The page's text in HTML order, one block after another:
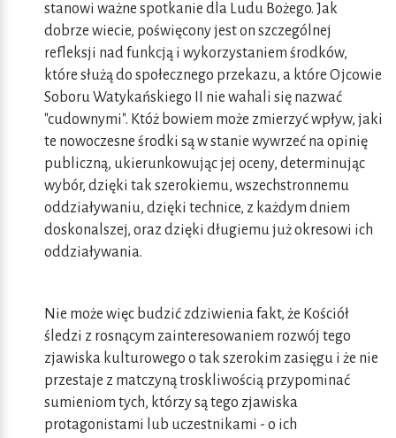
stanowi ważne spotkanie dla Ludu Bożego. Jak
dobrze wiecie, poświęcony jest on szczególnej
refleksji nad funkcją i wykorzystaniem środków,
które służą do społecznego przekazu, a które Ojcowie
Soboru Watykańskiego II nie wahali się nazwać
"cudownymi". Któż bowiem może zmierzyć wpływ, jaki
te nowoczesne środki są w stanie wywrzeć na opinię
publiczną, ukierunkowując jej oceny, determinując
wybór, dzięki tak szerokiemu, wszechstronnemu
oddziaływaniu, dzięki technice, z każdym dniem
doskonalszej, oraz dzięki długiemu już okresowi ich
oddziaływania.
Nie może więc budzić zdziwienia fakt, że Kościół
śledzi z rosnącym zainteresowaniem rozwój tego
zjawiska kulturowego o tak szerokim zasięgu i że nie
przestaje z matczyną troskliwością przypominać
sumieniom tych, którzy są tego zjawiska
protagonistami lub uczestnikami - o ich